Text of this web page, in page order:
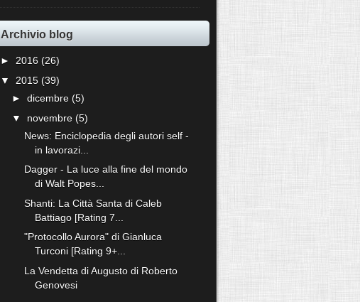
Archivio blog
► 2016 (26)
▼ 2015 (39)
►dicembre(5)
▼ novembre(5)
News: Enciclopedia degli autori self -
in lavorazi...
Dagger - La luce alla fine del mondo
di Walt Popes...
Shanti: La Città Santa di Caleb
Battiago [Rating 7...
"Protocollo Aurora" di Gianluca
Turconi [Rating 9+...
La Vendetta di Augusto di Roberto
Genovesi